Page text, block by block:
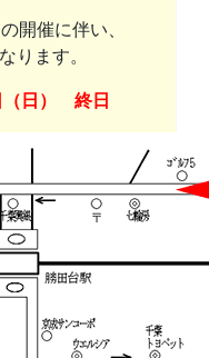
開催に伴い、
ります。
（日） 終日